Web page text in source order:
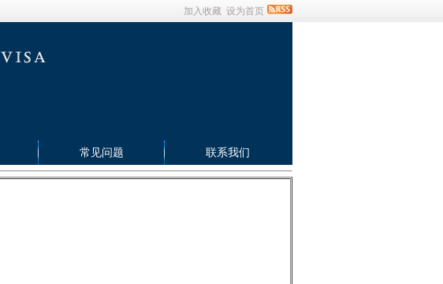
加入收藏 设为首页
常见问题 联系我们